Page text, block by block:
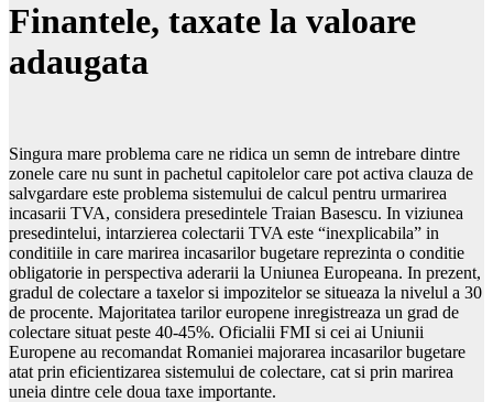
Finantele, taxate la valoare
adaugata
Singura mare problema care ne ridica un semn de intrebare dintre
zonele care nu sunt in pachetul capitolelor care pot activa clauza de
salvgardare este problema sistemului de calcul pentru urmarirea
incasarii TVA, considera presedintele Traian Basescu. In viziunea
presedintelui, intarzierea colectarii TVA este “inexplicabila” in
conditiile in care marirea incasarilor bugetare reprezinta o conditie
obligatorie in perspectiva aderarii la Uniunea Europeana. In prezent,
gradul de colectare a taxelor si impozitelor se situeaza la nivelul a 30
de procente. Majoritatea tarilor europene inregistreaza un grad de
colectare situat peste 40-45%. Oficialii FMI si cei ai Uniunii
Europene au recomandat Romaniei majorarea incasarilor bugetare
atat prin eficientizarea sistemului de colectare, cat si prin marirea
uneia dintre cele doua taxe importante.